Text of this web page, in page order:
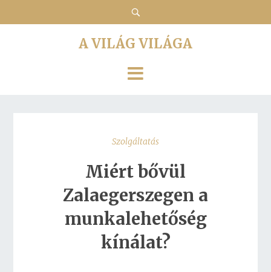
A VILÁG VILÁGA
Szolgáltatás
Miért bővül
Zalaegerszegen a
munkalehetőség
kínálat?